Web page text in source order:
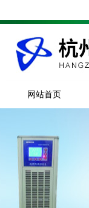
网站首页